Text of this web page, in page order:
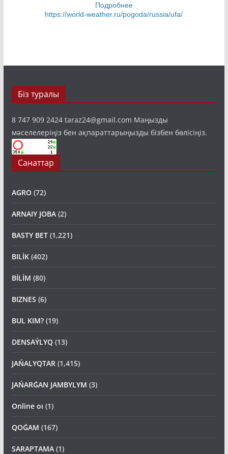
Подробнее
https://world-weather.ru/pogoda/russia/ufa/
Біз туралы
8 747 909 2424 taraz24@gmail.com Маңызды
мәселелеріңіз бен ақпараттарыңызды бізбен бөлісіңіз.
Санаттар
AGRO(72)
ARNAIY JOBA(2)
BASTY BET(1,221)
BILİK(402)
BİLİM (80)
BIZNES (6)
BUL KIM?(19)
DENSAÝLYQ(13)
JAŃALYQTAR (1,415)
JAŃARǴAN JAMBYLYM (3)
Online oı (1)
QOǴAM (167)
SARAPTAMA(1)